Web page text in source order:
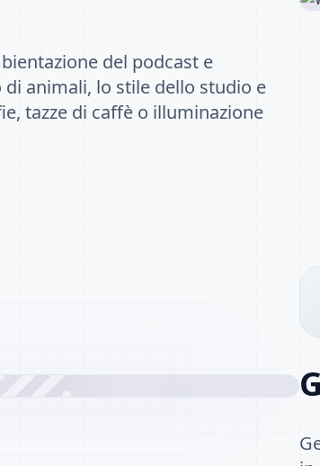
del podcast e
animali, lo stile dello studio e
tazze di caffè o illuminazione